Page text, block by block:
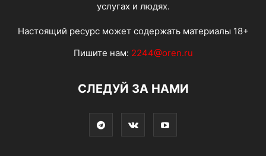
услугах и людях.
Настоящий ресурс может содержать материалы 18+
Пишите нам: 2244@oren.ru
СЛЕДУЙ ЗА НАМИ